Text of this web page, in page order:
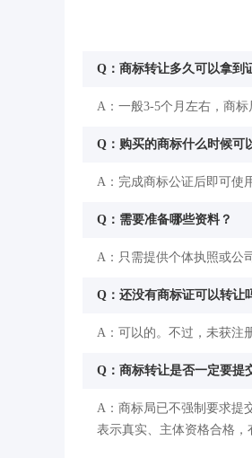
Q：商标转让多久可以拿到
A：一般3-5个月左右，商标
Q：购买的商标什么时候可
A：完成商标公证后即可使
Q：需要准备哪些资料？
A：只需提供个体执照或公
Q：还没有商标证可以转让
A：可以的。不过，未获注
Q：商标转让是否一定要提
A：商标局已不强制要求提
表示真实、主体资格合格，